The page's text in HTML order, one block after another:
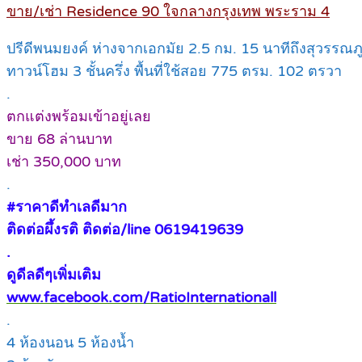
ขาย/เช่า Residence 90 ใจกลางกรุงเทพ พระราม 4
ปรีดีพนมยงค์ ห่างจากเอกมัย 2.5 กม. 15 นาทีถึงสุวรรณ
ทาวน์โฮม 3 ชั้นครึ่ง พื้นที่ใช้สอย 775 ตรม. 102 ตรวา
.
ตกแต่งพร้อมเข้าอยู่เลย
ขาย 68 ล่านบาท
เช่า 350,000 บาท
.
#ราคาดีทำเลดีมาก
ติดต่อผึ้งรติ ติดต่อ/line 0619419639
.
ดูดีลดีๆเพิ่มเติม
www.facebook.com/RatioInternationall
.
4 ห้องนอน 5 ห้องน้ำ